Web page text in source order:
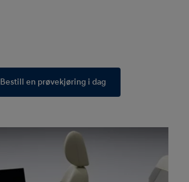
Bestill en prøvekjøring i dag